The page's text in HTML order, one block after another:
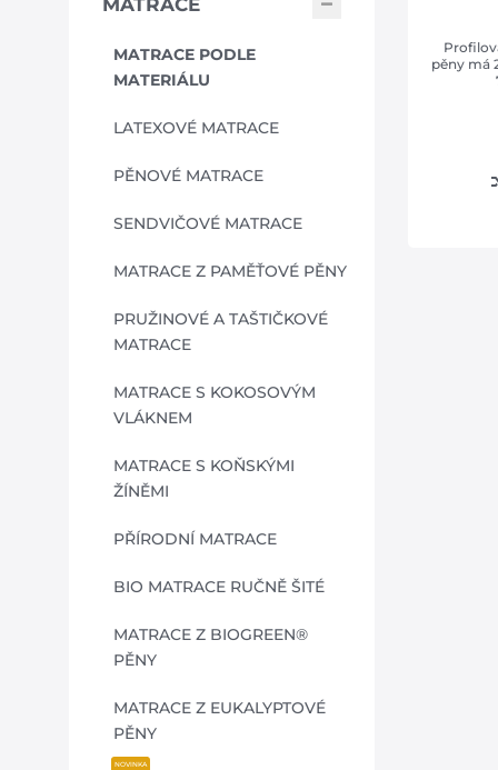
pěny má
MATRACE
MATRACE PODLE
MATERIÁLU
LATEXOVÉ MATRACE
PĚNOVÉ MATRACE
SENDVIČOVÉ MATRACE
MATRACE Z PAMĚŤOVÉ PĚNY
PRUŽINOVÉ A TAŠTIČKOVÉ
MATRACE
MATRACE S KOKOSOVÝM
VLÁKNEM
MATRACE S KOŇSKÝMI
ŽÍNĚMI
PŘÍRODNÍ MATRACE
BIO MATRACE RUČNĚ ŠITÉ
MATRACE Z BIOGREEN®
PĚNY
MATRACE Z EUKALYPTOVÉ
PĚNY